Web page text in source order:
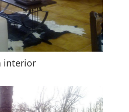
interior